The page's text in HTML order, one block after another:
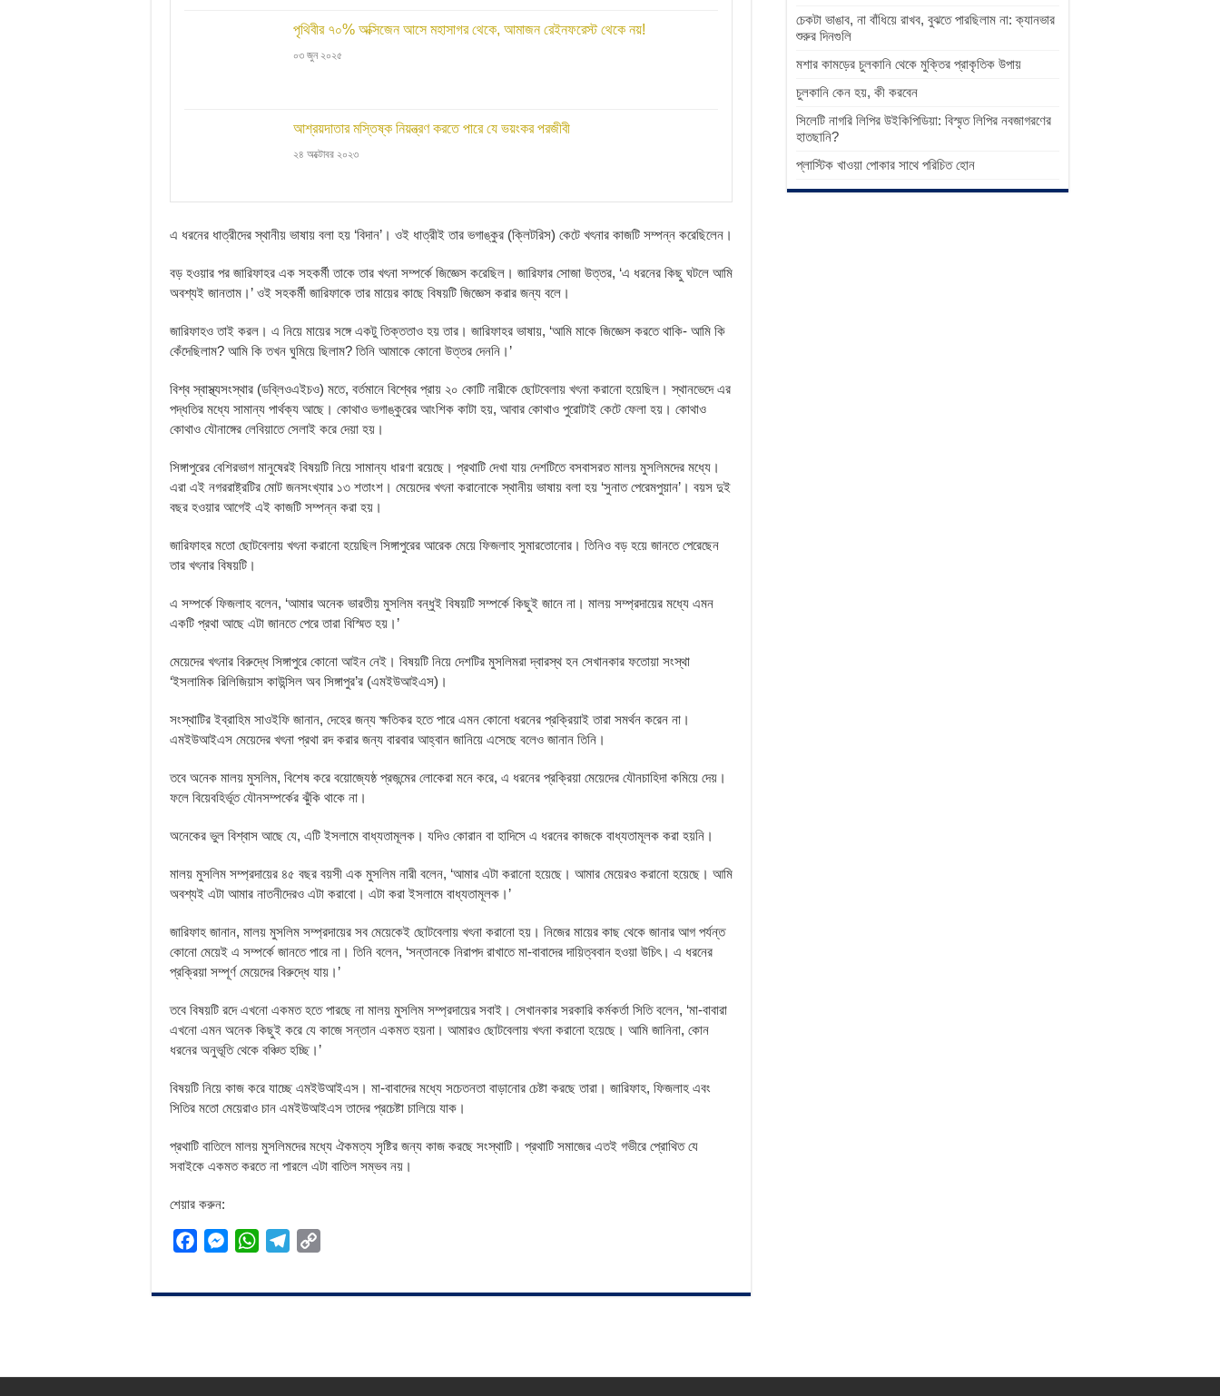
পৃথিবীর ৭০% অক্সিজেন আসে মহাসাগর থেকে, আমাজন রেইনফরেস্ট থেকে নয়!
০৩ জুন ২০২৫
আশ্রয়দাতার মস্তিষ্ক নিয়ন্ত্রণ করতে পারে যে ভয়ংকর পরজীবী
২৪ অক্টোবর ২০২৩
এ ধরনের ধাত্রীদের স্থানীয় ভাষায় বলা হয় ‘বিদান’। ওই ধাত্রীই তার ভগাঙ্কুর (ক্লিটরিস) কেটে খৎনার কাজটি সম্পন্ন করেছিলেন।
বড় হওয়ার পর জারিফাহর এক সহকর্মী তাকে তার খৎনা সম্পর্কে জিজ্ঞেস করেছিল। জারিফার সোজা উত্তর, ‘এ ধরনের কিছু ঘটলে আমি
অবশ্যই জানতাম।’ ওই সহকর্মী জারিফাকে তার মায়ের কাছে বিষয়টি জিজ্ঞেস করার জন্য বলে।
জারিফাহও তাই করল। এ নিয়ে মায়ের সঙ্গে একটু তিক্ততাও হয় তার। জারিফাহর ভাষায়, ‘আমি মাকে জিজ্ঞেস করতে থাকি- আমি কি
কেঁদেছিলাম? আমি কি তখন ঘুমিয়ে ছিলাম? তিনি আমাকে কোনো উত্তর দেননি।’
বিশ্ব স্বাস্থ্যসংস্থার (ডব্লিওএইচও) মতে, বর্তমানে বিশ্বের প্রায় ২০ কোটি নারীকে ছোটবেলায় খৎনা করানো হয়েছিল। স্থানভেদে এর
পদ্ধতির মধ্যে সামান্য পার্থক্য আছে। কোথাও ভগাঙ্কুরের আংশিক কাটা হয়, আবার কোথাও পুরোটাই কেটে ফেলা হয়। কোথাও
কোথাও যৌনাঙ্গের লেবিয়াতে সেলাই করে দেয়া হয়।
সিঙ্গাপুরের বেশিরভাগ মানুষেরই বিষয়টি নিয়ে সামান্য ধারণা রয়েছে। প্রথাটি দেখা যায় দেশটিতে বসবাসরত মালয় মুসলিমদের মধ্যে।
এরা এই নগররাষ্ট্রটির মোট জনসংখ্যার ১৩ শতাংশ। মেয়েদের খৎনা করানোকে স্থানীয় ভাষায় বলা হয় ‘সুনাত পেরেমপুয়ান’। বয়স দুই
বছর হওয়ার আগেই এই কাজটি সম্পন্ন করা হয়।
জারিফাহর মতো ছোটবেলায় খৎনা করানো হয়েছিল সিঙ্গাপুরের আরেক মেয়ে ফিজলাহ সুমারতোনোর। তিনিও বড় হয়ে জানতে পেরেছেন
তার খৎনার বিষয়টি।
এ সম্পর্কে ফিজলাহ বলেন, ‘আমার অনেক ভারতীয় মুসলিম বন্ধুই বিষয়টি সম্পর্কে কিছুই জানে না। মালয় সম্প্রদায়ের মধ্যে এমন
একটি প্রথা আছে এটা জানতে পেরে তারা বিস্মিত হয়।’
মেয়েদের খৎনার বিরুদ্ধে সিঙ্গাপুরে কোনো আইন নেই। বিষয়টি নিয়ে দেশটির মুসলিমরা দ্বারস্থ হন সেখানকার ফতোয়া সংস্থা
‘ইসলামিক রিলিজিয়াস কাউন্সিল অব সিঙ্গাপুর’র (এমইউআইএস)।
সংস্থাটির ইব্রাহিম সাওইফি জানান, দেহের জন্য ক্ষতিকর হতে পারে এমন কোনো ধরনের প্রক্রিয়াই তারা সমর্থন করেন না।
এমইউআইএস মেয়েদের খৎনা প্রথা রদ করার জন্য বারবার আহ্বান জানিয়ে এসেছে বলেও জানান তিনি।
তবে অনেক মালয় মুসলিম, বিশেষ করে বয়োজ্যেষ্ঠ প্রজন্মের লোকেরা মনে করে, এ ধরনের প্রক্রিয়া মেয়েদের যৌনচাহিদা কমিয়ে দেয়।
ফলে বিয়েবহির্ভূত যৌনসম্পর্কের ঝুঁকি থাকে না।
অনেকের ভুল বিশ্বাস আছে যে, এটি ইসলামে বাধ্যতামূলক। যদিও কোরান বা হাদিসে এ ধরনের কাজকে বাধ্যতামূলক করা হয়নি।
মালয় মুসলিম সম্প্রদায়ের ৪৫ বছর বয়সী এক মুসলিম নারী বলেন, ‘আমার এটা করানো হয়েছে। আমার মেয়েরও করানো হয়েছে। আমি
অবশ্যই এটা আমার নাতনীদেরও এটা করাবো। এটা করা ইসলামে বাধ্যতামূলক।’
জারিফাহ জানান, মালয় মুসলিম সম্প্রদায়ের সব মেয়েকেই ছোটবেলায় খৎনা করানো হয়। নিজের মায়ের কাছ থেকে জানার আগ পর্যন্ত
কোনো মেয়েই এ সম্পর্কে জানতে পারে না। তিনি বলেন, ‘সন্তানকে নিরাপদ রাখাতে মা-বাবাদের দায়িত্ববান হওয়া উচিৎ। এ ধরনের
প্রক্রিয়া সম্পূর্ণ মেয়েদের বিরুদ্ধে যায়।’
তবে বিষয়টি রদে এখনো একমত হতে পারছে না মালয় মুসলিম সম্প্রদায়ের সবাই। সেখানকার সরকারি কর্মকর্তা সিতি বলেন, ‘মা-বাবারা
এখনো এমন অনেক কিছুই করে যে কাজে সন্তান একমত হয়না। আমারও ছোটবেলায় খৎনা করানো হয়েছে। আমি জানিনা, কোন
ধরনের অনুভূতি থেকে বঞ্চিত হচ্ছি।’
বিষয়টি নিয়ে কাজ করে যাচ্ছে এমইউআইএস। মা-বাবাদের মধ্যে সচেতনতা বাড়ানোর চেষ্টা করছে তারা। জারিফাহ, ফিজলাহ এবং
সিতির মতো মেয়েরাও চান এমইউআইএস তাদের প্রচেষ্টা চালিয়ে যাক।
প্রথাটি বাতিলে মালয় মুসলিমদের মধ্যে ঐকমত্য সৃষ্টির জন্য কাজ করছে সংস্থাটি। প্রথাটি সমাজের এতই গভীরে প্রোথিত যে
সবাইকে একমত করতে না পারলে এটা বাতিল সম্ভব নয়।
শেয়ার করুন:
o
M
g
W
p
a
n
চেকটা ভাঙাব, না বাঁধিয়ে রাখব, বুঝতে পারছিলাম না: ক্যানভার
শুরুর দিনগুলি
মশার কামড়ের চুলকানি থেকে মুক্তির প্রাকৃতিক উপায়
চুলকানি কেন হয়, কী করবেন
সিলেটি নাগরি লিপির উইকিপিডিয়া: বিস্মৃত লিপির নবজাগরণের
হাতছানি?
প্লাস্টিক খাওয়া পোকার সাথে পরিচিত হোন